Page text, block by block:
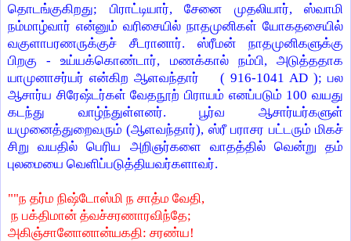
தொடங்குகிறது; பிராட்டியார், சேனை முதலியார், ஸ்வாமி
நம்மாழ்வார் என்னும் வரிசையில் நாதமுனிகள் யோகதசையில்
வகுளாபரணருக்குச் சீடரானார். ஸ்ரீமன் நாதமுனிகளுக்கு
பிறகு - உய்யக்கொண்டார், மணக்கால் நம்பி,அடுத்ததாக
யாமுனாசர்யர் என்கிற ஆளவந்தார் ( 916-1041 AD );பல
ஆசார்ய சிரேஷ்டர்கள் வேதநூற் பிராயம் எனப்படும் 100வயது
கடந்து வாழ்ந்துள்ளனர். பூர்வ ஆசார்யர்களுள்
யமுனைத்துறைவரும் (ஆளவந்தார்), ஸ்ரீ பராசர பட்டரும் மிகச்
சிறு வயதில் பெரிய அறிஞர்களை வாதத்தில் வென்று தம்
புலமையை வெளிப்படுத்தியவர்களாவர்.
""ந தர்ம நிஷ்டோஸ்மி ந சாத்ம வேதி,
ந பக்திமான் த்வச்சரணாரவிந்தே;
அகிஞ்சானோனான்யகதி: சரண்ய!